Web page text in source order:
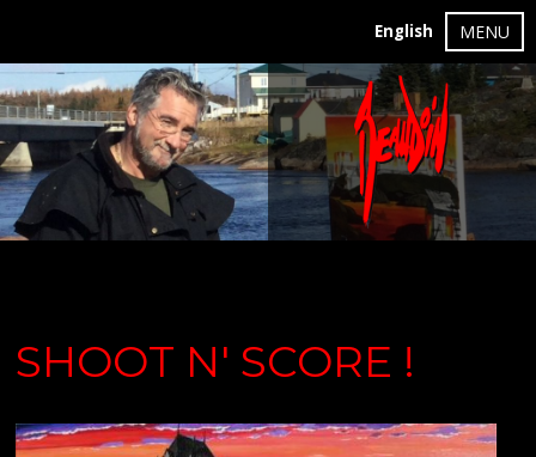
English MENU
SHOOT N' SCORE !